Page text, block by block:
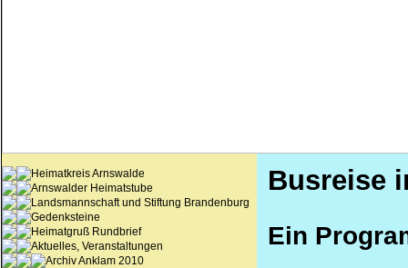
Heimatkreis Arnswalde
Arnswalder Heimatstube
Landsmannschaft und Stiftung Brandenburg
Gedenksteine
Heimatgruß Rundbrief
Aktuelles, Veranstaltungen
Archiv Anklam 2010
Busreise
Ein